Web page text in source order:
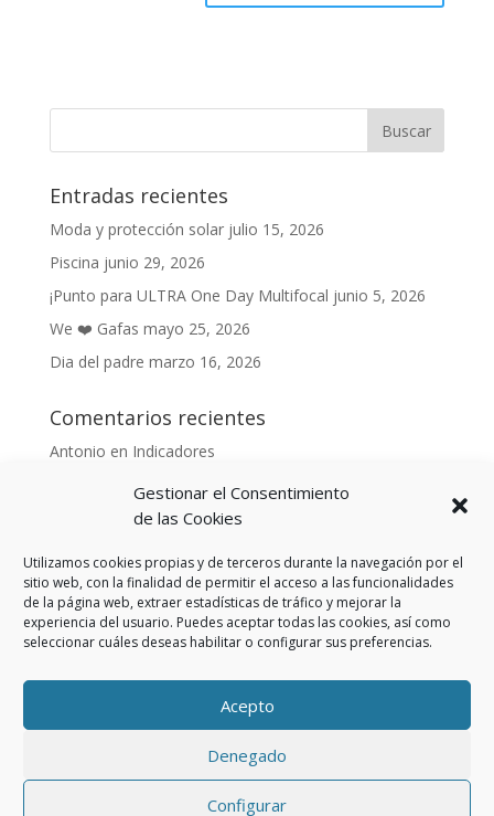
Gestionar el Consentimiento
de las Cookies
Utilizamos cookies propias y de terceros durante la navegación por el
sitio web, con la finalidad de permitir el acceso a las funcionalidades
de la página web, extraer estadísticas de tráfico y mejorar la
experiencia del usuario. Puedes aceptar todas las cookies, así como
seleccionar cuáles deseas habilitar o configurar sus preferencias.
Acepto
Denegado
Configurar
Entradas recientes
Moda y protección solar julio 15, 2026
Piscina junio 29, 2026
¡Punto para ULTRA One Day Multifocal junio 5, 2026
We ❤️ Gafas mayo 25, 2026
Dia del padre marzo 16, 2026
Comentarios recientes
Antonio en Indicadores
enIndicadores
enDe cara al buen tiempo
Política de privacidad
Política de cookies (UE)
Política privacidad RSS
Creado Por, Agencia Realidad Neutra | Desarrollado